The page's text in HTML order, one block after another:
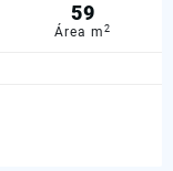
59
Área m2